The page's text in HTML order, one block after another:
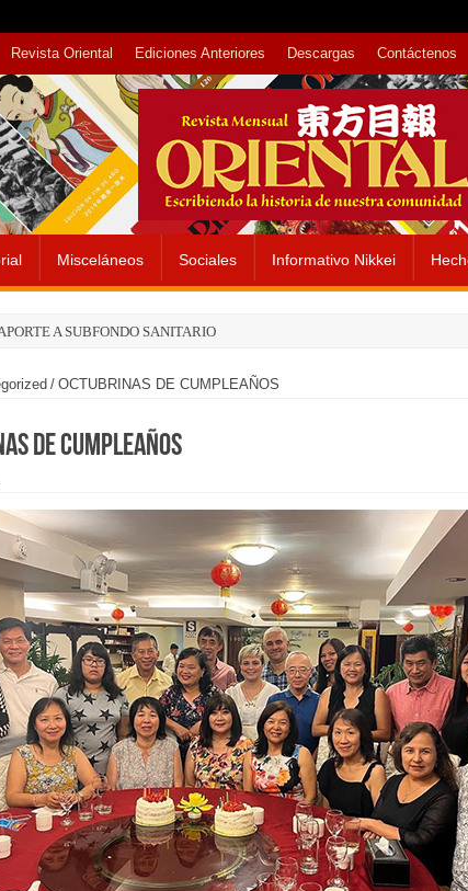
Revista Oriental Ediciones Anteriores Descargas Contáctenos
Misceláneos Sociales Informativo Nikkei
A SUBFONDO SANITARIO
/ OCTUBRINAS DE CUMPLEAÑOS
DE CUMPLEAÑOS